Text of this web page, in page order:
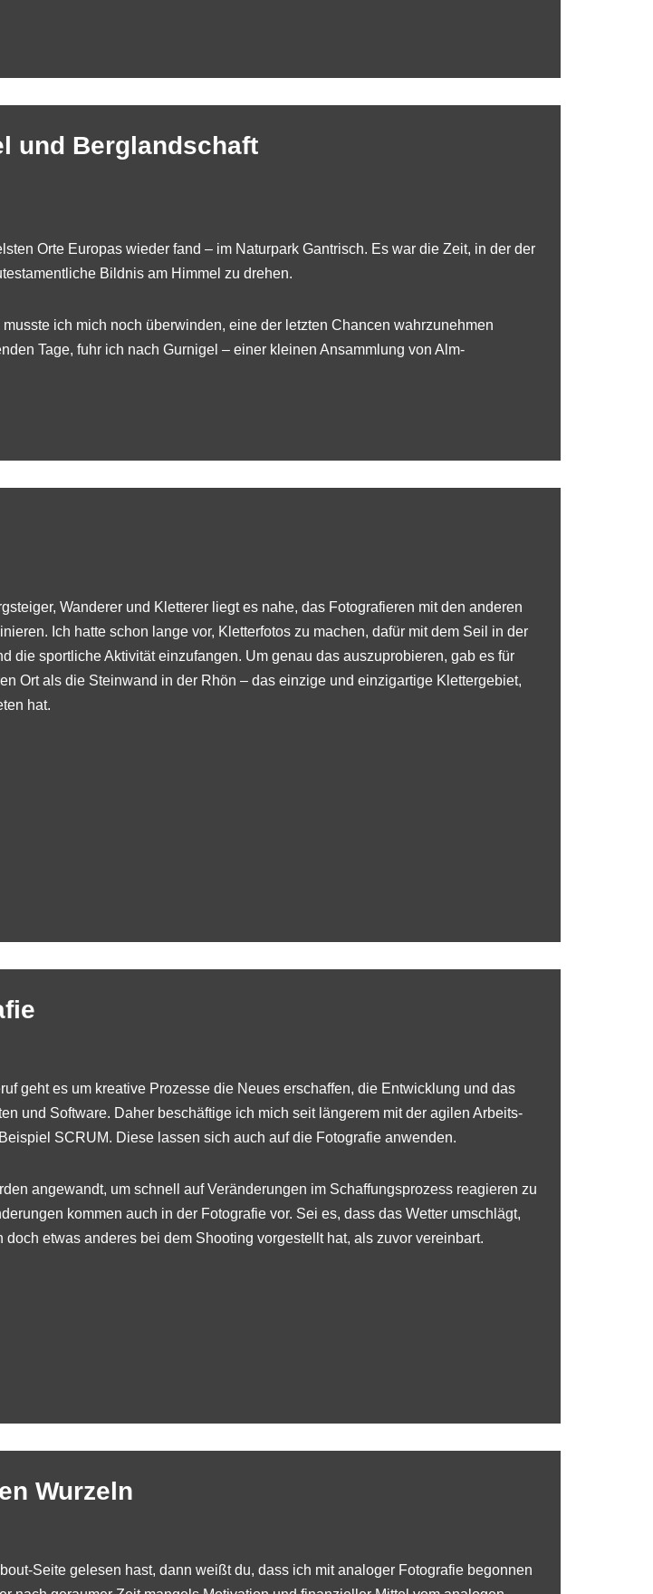
und Berglandschaft
Orte Europas wieder fand – im Naturpark Gantrisch. Es war die Zeit, in der der
Bildnis am Himmel zu drehen.
ich mich noch überwinden, eine der letzten Chancen wahrzunehmen
Tage, fuhr ich nach Gurnigel – einer kleinen Ansammlung von Alm-
Wanderer und Kletterer liegt es nahe, das Fotografieren mit den anderen
Ich hatte schon lange vor, Kletterfotos zu machen, dafür mit dem Seil in der
die sportliche Aktivität einzufangen. Um genau das auszuprobieren, gab es für
Ort als die Steinwand in der Rhön – das einzige und einzigartige Klettergebiet,
hat.
geht es um kreative Prozesse die Neues erschaffen, die Entwicklung und das
und Software. Daher beschäftige ich mich seit längerem mit der agilen Arbeits-
SCRUM. Diese lassen sich auch auf die Fotografie anwenden.
angewandt, um schnell auf Veränderungen im Schaffungsprozess reagieren zu
kommen auch in der Fotografie vor. Sei es, dass das Wetter umschlägt,
doch etwas anderes bei dem Shooting vorgestellt hat, als zuvor vereinbart.
Wurzeln
Seite gelesen hast, dann weißt du, dass ich mit analoger Fotografie begonnen